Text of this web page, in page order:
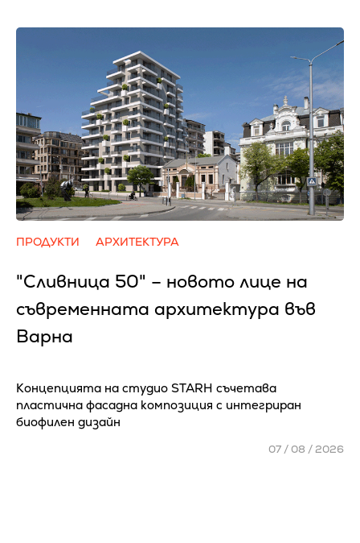
ПРОДУКТИ АРХИТЕКТУРА
"Сливница 50" – новото лице на
съвременната архитектура във
Варна
Концепцията на студио STARH съчетава
пластична фасадна композиция с интегриран
биофилен дизайн
07 / 08 / 2026